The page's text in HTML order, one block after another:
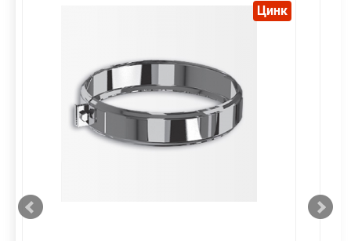
Цинк